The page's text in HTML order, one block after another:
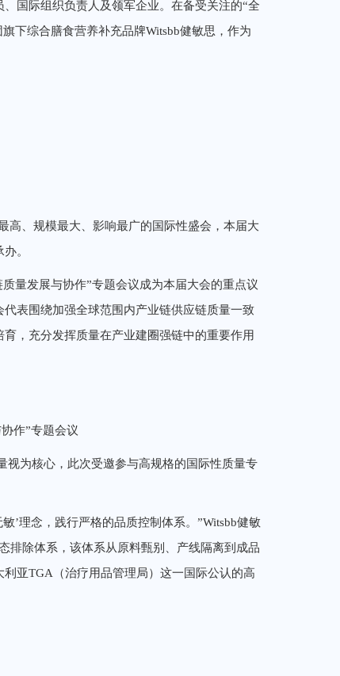
国际组织负责人及领军企业。在备受关注的“全
下综合膳食营养补充品牌Witsbb健敏思，作为
高、规模最大、影响最广的国际性盛会，本届大
。
量发展与协作”专题会议成为本届大会的重点议
表围绕加强全球范围内产业链供应链质量一致
，充分发挥质量在产业建圈强链中的重要作用
作”专题会议
视为核心，此次受邀参与高规格的国际性质量专
’理念，践行严格的品质控制体系。”Witsbb健敏
排除体系，该体系从原料甄别、产线隔离到成品
亚TGA（治疗用品管理局）这一国际公认的高